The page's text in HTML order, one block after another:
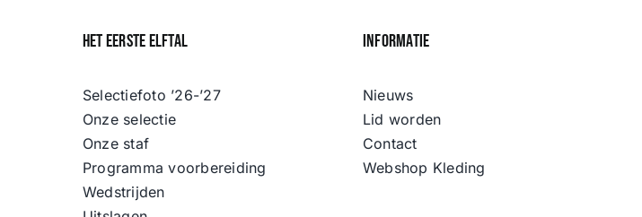
Het eerste elftal
Selectiefoto ’26-’27
Onze selectie
Onze staf
Programma voorbereiding
Wedstrijden
Informatie
Nieuws
Lid worden
Contact
Webshop Kleding